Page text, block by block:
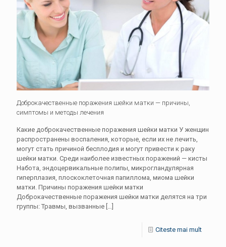
Доброкачественные поражения шейки матки — причины,
симптомы и методы лечения
Какие доброкачественные поражения шейки матки У женщин
распространены воспаления, которые, если их не лечить,
могут стать причиной бесплодия и могут привести к раку
шейки матки. Среди наиболее известных поражений — кисты
Набота, эндоцервикальные полипы, микрогландулярная
гиперплазия, плоскоклеточная папиллома, миома шейки
матки. Причины поражения шейки матки
Доброкачественные поражения шейки матки делятся на три
группы: Травмы, вызванные
Citeste mai mult